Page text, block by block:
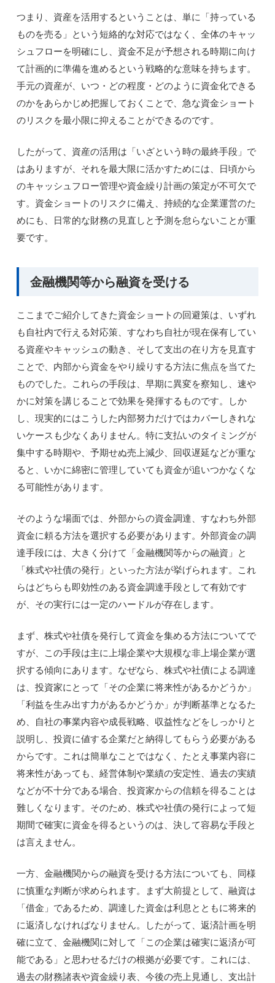
つまり、資産を活用するということは、単に「持っている
ものを売る」という短絡的な対応ではなく、全体のキャッ
シュフローを明確にし、資金不足が予想される時期に向け
て計画的に準備を進めるという戦略的な意味を持ちます。
手元の資産が、いつ・どの程度・どのように資金化できる
のかをあらかじめ把握しておくことで、急な資金ショート
のリスクを最小限に抑えることができるのです。
したがって、資産の活用は「いざという時の最終手段」で
はありますが、それを最大限に活かすためには、日頃から
のキャッシュフロー管理や資金繰り計画の策定が不可欠で
す。資金ショートのリスクに備え、持続的な企業運営のた
めにも、日常的な財務の見直しと予測を怠らないことが重
要です。
金融機関等から融資を受ける
ここまでご紹介してきた資金ショートの回避策は、いずれ
も自社内で行える対応策、すなわち自社が現在保有してい
る資産やキャッシュの動き、そして支出の在り方を見直す
ことで、内部から資金をやり繰りする方法に焦点を当てた
ものでした。これらの手段は、早期に異変を察知し、速や
かに対策を講じることで効果を発揮するものです。しか
し、現実的にはこうした内部努力だけではカバーしきれな
いケースも少なくありません。特に支払いのタイミングが
集中する時期や、予期せぬ売上減少、回収遅延などが重な
ると、いかに綿密に管理していても資金が追いつかなくな
る可能性があります。
そのような場面では、外部からの資金調達、すなわち外部
資金に頼る方法を選択する必要があります。外部資金の調
達手段には、大きく分けて「金融機関等からの融資」と
「株式や社債の発行」といった方法が挙げられます。これ
らはどちらも即効性のある資金調達手段として有効です
が、その実行には一定のハードルが存在します。
まず、株式や社債を発行して資金を集める方法についてで
すが、この手段は主に上場企業や大規模な非上場企業が選
択する傾向にあります。なぜなら、株式や社債による調達
は、投資家にとって「その企業に将来性があるかどうか」
「利益を生み出す力があるかどうか」が判断基準となるた
め、自社の事業内容や成長戦略、収益性などをしっかりと
説明し、投資に値する企業だと納得してもらう必要がある
からです。これは簡単なことではなく、たとえ事業内容に
将来性があっても、経営体制や業績の安定性、過去の実績
などが不十分である場合、投資家からの信頼を得ることは
難しくなります。そのため、株式や社債の発行によって短
期間で確実に資金を得るというのは、決して容易な手段と
は言えません。
一方、金融機関からの融資を受ける方法についても、同様
に慎重な判断が求められます。まず大前提として、融資は
「借金」であるため、調達した資金は利息とともに将来的
に返済しなければなりません。したがって、返済計画を明
確に立て、金融機関に対して「この企業は確実に返済が可
能である」と思わせるだけの根拠が必要です。これには、
過去の財務諸表や資金繰り表、今後の売上見通し、支出計